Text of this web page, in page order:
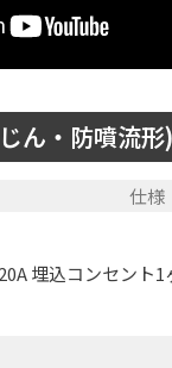
ん・防噴流
仕様
埋込コンセント